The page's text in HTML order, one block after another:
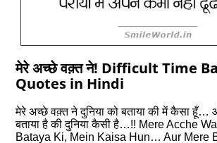
मेरे अच्छे वक़्त ने! Difficult Time
Quotes in Hindi
मेरे अच्छे वक़्त ने दुनिया को बताया की में कैसा हूँ…
बताया है की दुनिया कैसी है…!! Mere Acche
Bataya Ki, Mein Kaisa Hun… Aur Mere